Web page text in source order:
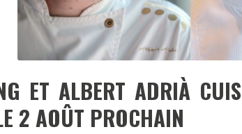
ET ALBERT ADRIÀ
2 AOÛT PROCHAIN